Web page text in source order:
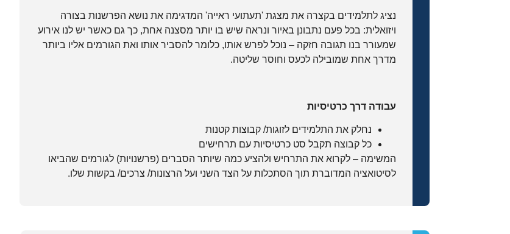
נציג לתלמידים בקצרה את מצגת 'תעתועי ראייה' המדגימה את נושא הפרשנות בצורה
ויזואלית: בכל פעם נתבונן באיור ונראה שיש בו יותר מסצנה אחת, כך גם כאשר יש לנו אירוע
שמעורר בנו תגובה חזקה – נוכל לפרש אותו, כלומר להסביר אותו ואת הגורמים אליו ביותר
מדרך אחת שמובילה לכעס וחוסר שליטה.
עבודה דרך כרטיסיות
נחלק את התלמידים לזוגות/ קבוצות קטנות
כל קבוצה תקבל סט כרטיסיות עם תרחישים
המשימה – לקרוא את התרחיש ולהציע כמה שיותר הסברים (פרשנויות) לגורמים שהביאו
לסיטואציה המדוברת תוך הסתכלות על הצד השני ועל הרצונות/ צרכים/ בקשות שלו.